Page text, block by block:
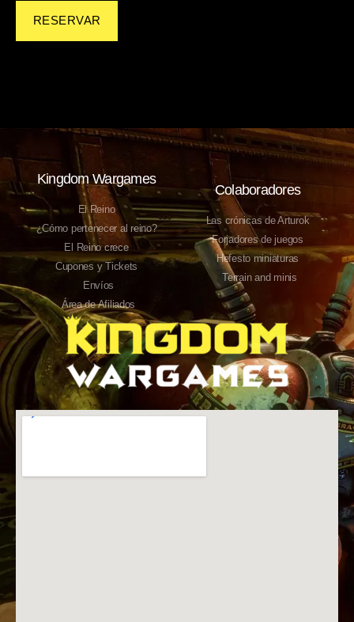
RESERVAR
Kingdom Wargames
El Reino
¿Cómo pertenecer al reino?
El Reino crece
Cupones y Tickets
Envíos
Área de Afiliados
Colaboradores
Las crónicas de Arturok
Forjadores de juegos
Hefesto miniaturas
Terrain and minis